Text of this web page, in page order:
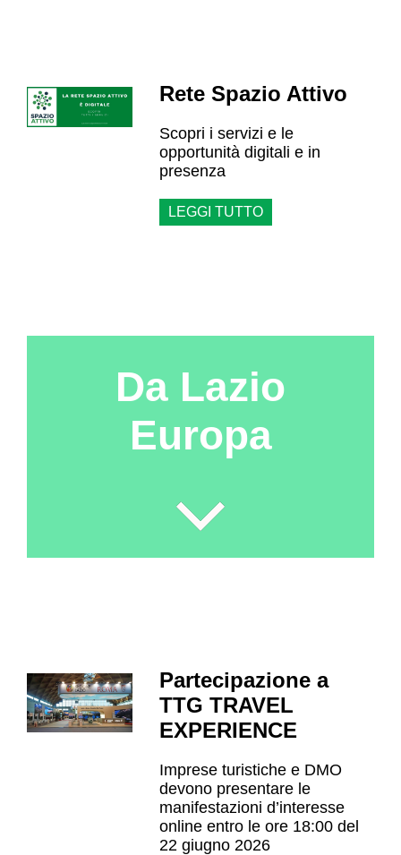
Rete Spazio Attivo
Scopri i servizi e le
opportunità digitali e in
presenza
LEGGI TUTTO
Da Lazio
Europa
Partecipazione a
TTG TRAVEL
EXPERIENCE
Imprese turistiche e DMO
devono presentare le
manifestazioni d’interesse
online entro le ore 18:00 del
22 giugno 2026